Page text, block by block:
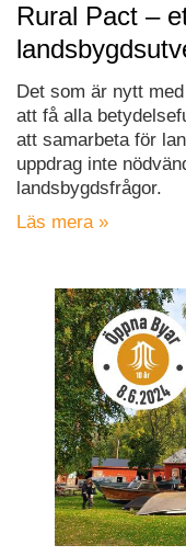
Rural Pact –
Det som är nytt
att få alla
att samarbeta för
uppdrag inte
landsbygdsfrågor.
Läs mera »